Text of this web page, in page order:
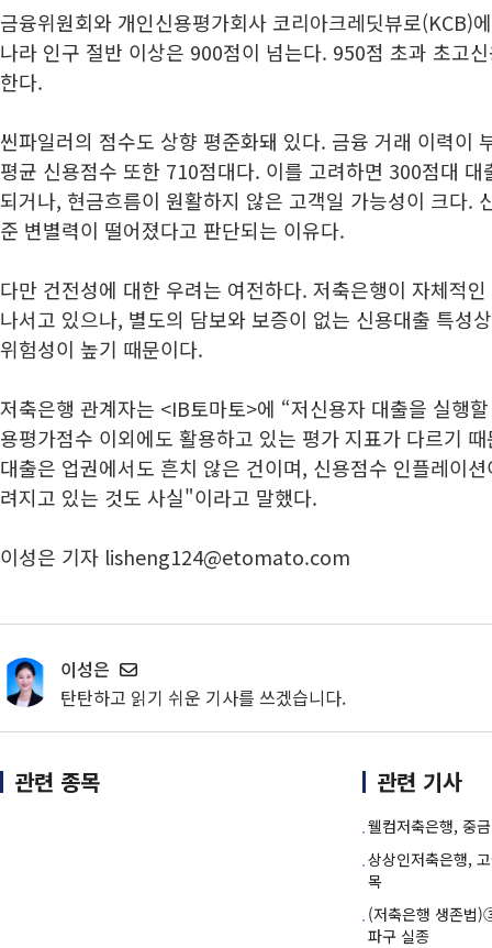
금융위원회와 개인신용평가회사 코리아크레딧뷰로(KCB)
나라 인구 절반 이상은 900점이 넘는다. 950점 초과 초고
한다.
씬파일러의 점수도 상향 평준화돼 있다. 금융 거래 이력이
평균 신용점수 또한 710점대다. 이를 고려하면 300점대
되거나, 현금흐름이 원활하지 않은 고객일 가능성이 크다.
준 변별력이 떨어졌다고 판단되는 이유다.
다만 건전성에 대한 우려는 여전하다. 저축은행이 자체적
나서고 있으나, 별도의 담보와 보증이 없는 신용대출 특성
위험성이 높기 때문이다.
저축은행 관계자는 <IB토마토>에 “저신용자 대출을 실행
용평가점수 이외에도 활용하고 있는 평가 지표가 다르기
대출은 업권에서도 흔치 않은 건이며, 신용점수 인플레이
려지고 있는 것도 사실"이라고 말했다.
이성은 기자 lisheng124@etomato.com
이성은
탄탄하고 읽기 쉬운 기사를 쓰겠습니다.
관련 종목 관련 기사
웰컴저축은행, 중
상상인저축은행,
목
(저축은행 생존법
파구 실종